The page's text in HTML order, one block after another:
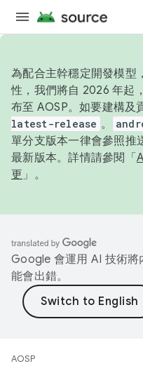
為配合主幹穩定開發模型
性，我們將自 2026 年起
布至 AOSP。如要建構及
latest-release 。
單分支版本一律會參照推
最新版本。詳情請參閱「
更 」。
Google 會運用 AI 技術將
能會出錯。
AOSP